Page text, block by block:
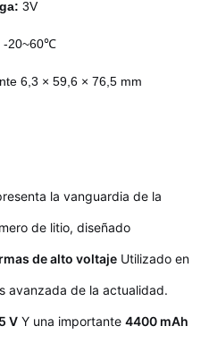
3V
-20~60℃
6,3 × 59,6 × 76,5 mm
la vanguardia de la
de litio, diseñado
de alto voltaje Utilizado en
avanzada de la actualidad.
V Y una importante4400 mAh